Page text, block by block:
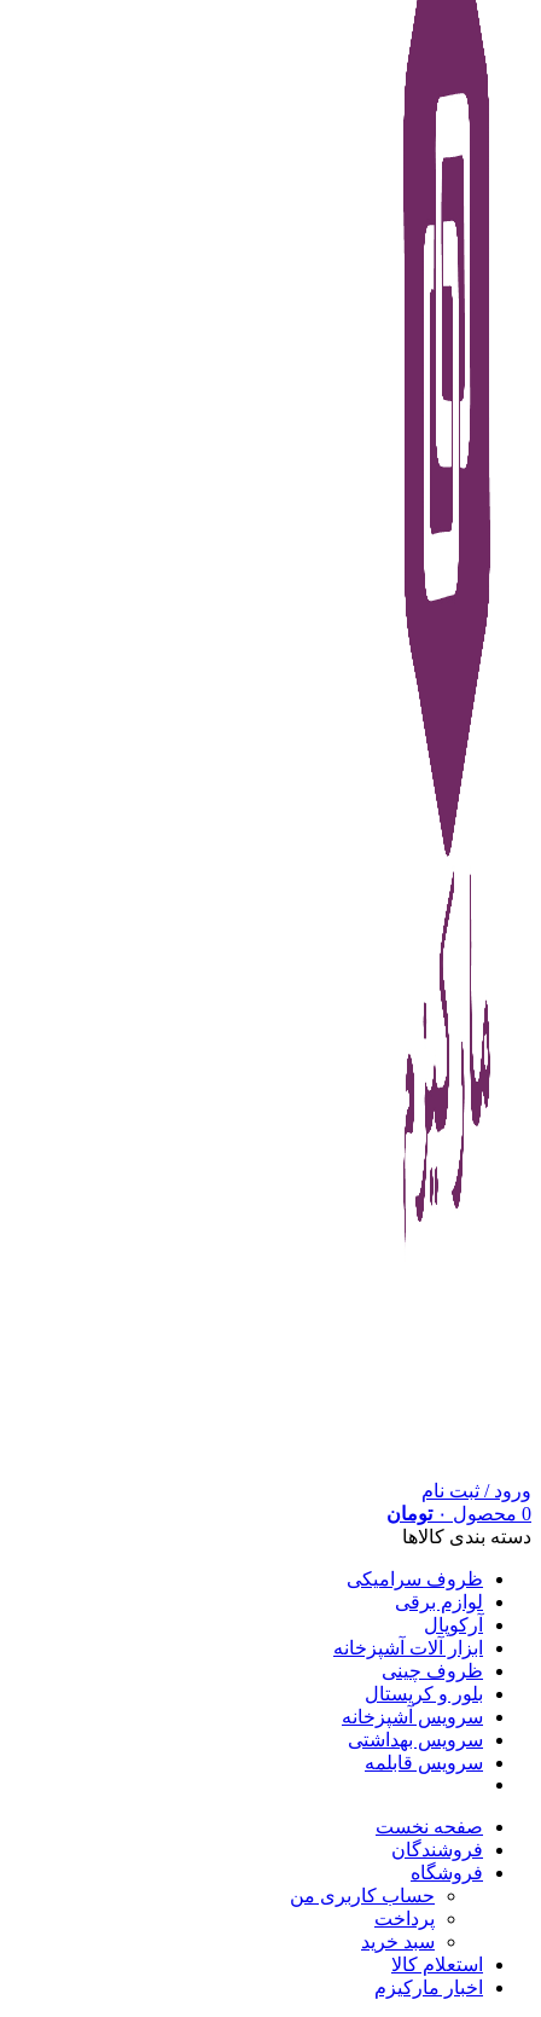
ورود / ثبت نام
0 محصول ۰ تومان
دسته بندی کالاها
ظروف سرامیکی
لوازم برقی
آرکوپال
ابزار آلات آشپزخانه
ظروف چینی
بلور و کریستال
سرویس آشپزخانه
سرویس بهداشتی
سرویس قابلمه
صفحه نخست
فروشندگان
فروشگاه
حساب کاربری من
پرداخت
سبد خرید
استعلام کالا
اخبار مارکیزم